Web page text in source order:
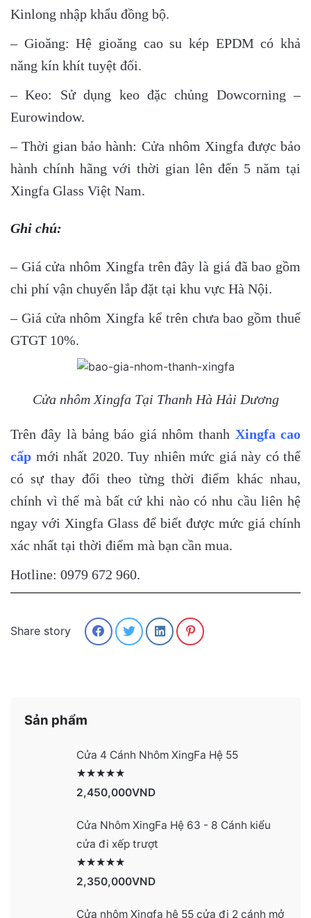
Kinlong nhập khẩu đồng bộ.
– Gioăng: Hệ gioăng cao su kép EPDM có khả
năng kín khít tuyệt đối.
– Keo: Sử dụng keo đặc chủng Dowcorning –
Eurowindow.
– Thời gian bảo hành: Cửa nhôm Xingfa được bảo
hành chính hãng với thời gian lên đến 5 năm tại
Xingfa Glass Việt Nam.
Ghi chú:
– Giá cửa nhôm Xingfa trên đây là giá đã bao gồm
chi phí vận chuyển lắp đặt tại khu vực Hà Nội.
– Giá cửa nhôm Xingfa kể trên chưa bao gồm thuế
GTGT 10%.
Cửa nhôm Xingfa Tại Thanh Hà Hải Dương
Trên đây là bảngbáo giá nhôm thanh Xingfacao
cấp mới nhất 2020. Tuy nhiên mức giá này có thể
có sự thay đổi theo từng thời điểm khác nhau,
chính vì thế mà bất cứ khi nào có nhu cầu liên hệ
ngay với Xingfa Glass để biết được mức giá chính
xác nhất tại thời điểm mà bạn cần mua.
Hotline: 0979 672 960.
Share story
Sản phẩm
Cửa 4 Cánh Nhôm XingFa Hệ 55
2,450,000VND
Cửa Nhôm XingFa Hệ 63 - 8 Cánh kiểu
cửa đi xếp trượt
2,350,000VND
Cửa nhôm Xingfa hệ 55 cửa đi 2 cánh mở